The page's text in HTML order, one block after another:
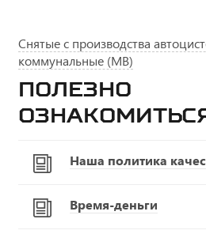
Снятые с производства
коммунальные (МВ)
Полезно
Наша политика
Время-деньги